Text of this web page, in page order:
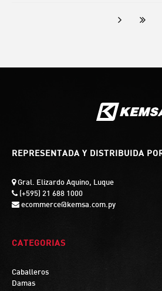
REPRESENTADA Y DISTRIBUIDA
Gral. Elizardo Aquino, Luque
(+595) 21 688 1000
ecommerce@kemsa.com.py
CATEGORIAS
Caballeros
Damas